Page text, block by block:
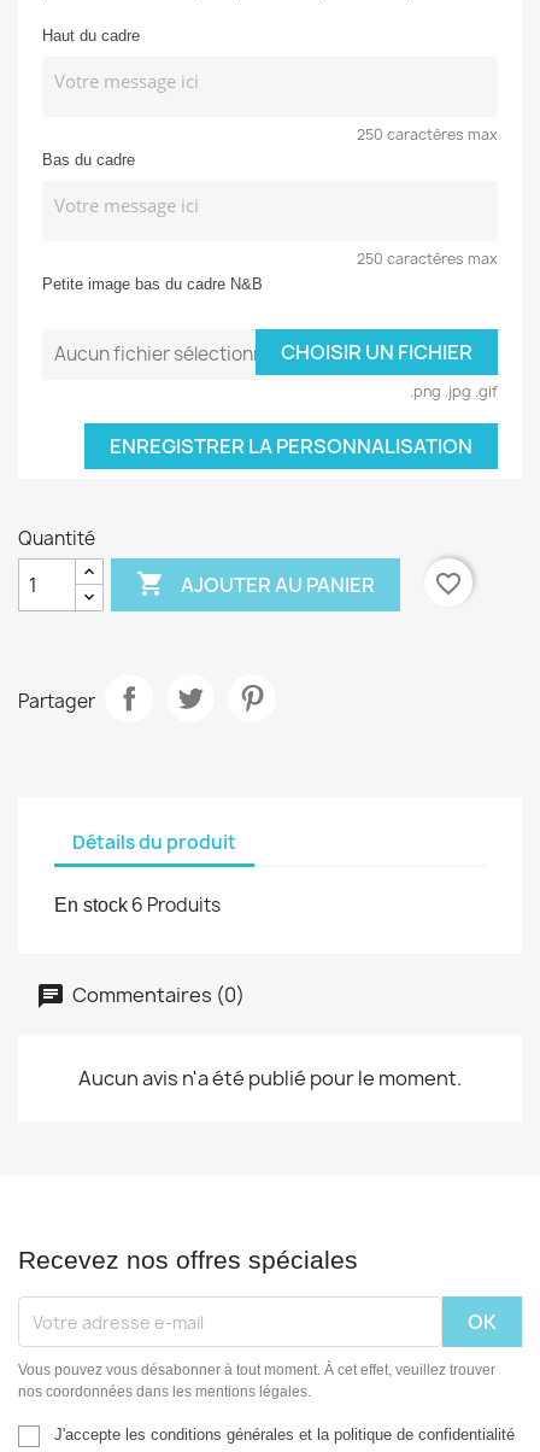
Haut du cadre
250 caractères max
Bas du cadre
250 caractères max
Petite image bas du cadre N&B
Aucun fichier sélectionné CHOISIR UN FICHIER
.png .jpg .gif
ENREGISTRER LA PERSONNALISATION
Quantité
 AJOUTER AU PANIER favorite_border
Partager
Détails du produit
En stock 6 Produits
Commentaires (0)
Aucun avis n'a été publié pour le moment.
Recevez nos offres spéciales
Vous pouvez vous désabonner à tout moment. À cet effet, veuillez trouver
nos coordonnées dans les mentions légales.
J'accepte les conditions générales et la politique de confidentialité